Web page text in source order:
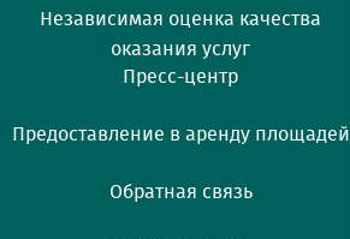
Независимая оценка качества
оказания услуг
Пресс-центр
Предоставление в аренду площадей
Обратная связь